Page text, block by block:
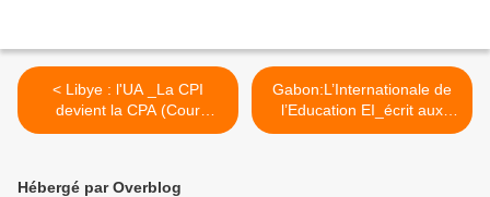
< Libye : l'UA _La CPI
devient la CPA (Cour
Pénale Africaine)
Gabon:L’Internationale de
l’Education EI_écrit aux
Bongos >
Hébergé par Overblog